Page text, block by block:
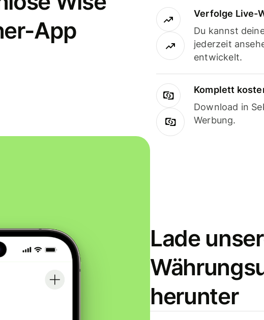
App
Verfolge Live-
Du kannst
jederzeit
entwickelt.
Komplett
Download in
Werbung.
Lade
herunter